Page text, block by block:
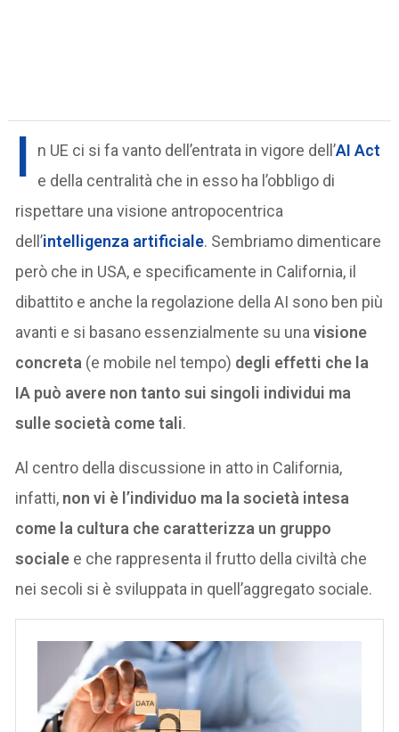
I n UE ci si fa vanto dell’entrata in vigore dell’AI Act
e della centralità che in esso ha l’obbligo di
rispettare una visione antropocentrica
dell’intelligenza artificiale. Sembriamo dimenticare
però che in USA, e specificamente in California, il
dibattito e anche la regolazione della AI sono ben più
avanti e si basano essenzialmente su unavisione
concreta (e mobile nel tempo) degli effetti che la
IA può avere non tanto sui singoli individui ma
sulle società come tali.
Al centro della discussione in atto in California,
infatti, non vi è l’individuo ma la società intesa
come la cultura che caratterizza un gruppo
sociale e che rappresenta il frutto della civiltà che
nei secoli si è sviluppata in quell’aggregato sociale.